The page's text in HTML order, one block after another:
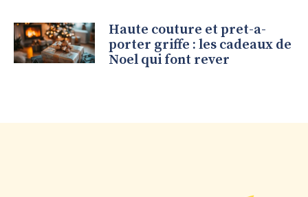
Haute couture et pret-a-
porter griffe : les cadeaux de
Noel qui font rever